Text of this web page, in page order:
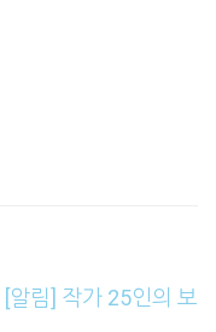
[알림] 작가 25인의 보